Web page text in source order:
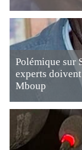
Polémique sur
experts
Mboup